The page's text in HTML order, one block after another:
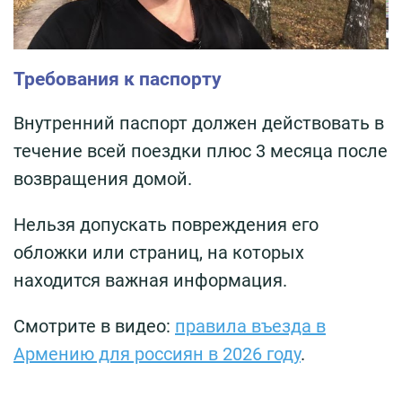
Требования к паспорту
Внутренний паспорт должен действовать в
течение всей поездки плюс 3 месяца после
возвращения домой.
Нельзя допускать повреждения его
обложки или страниц, на которых
находится важная информация.
Смотрите в видео: правила въезда в
Армению для россиян в 2026 году.